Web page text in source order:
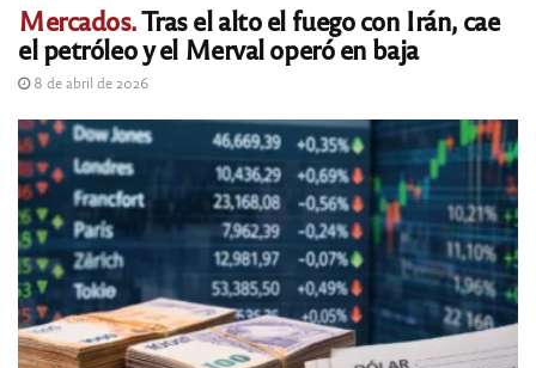
Mercados.Tras el alto el fuego con Irán, cae
el petróleo y el Merval operó en baja
8 de abril de 2026